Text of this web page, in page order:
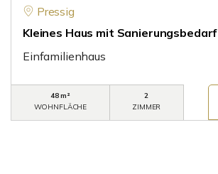
Pressig
Kleines Haus mit Sanierungsbedarf
Einfamilienhaus
48 m²
WOHNFLÄCHE
2
ZIMMER